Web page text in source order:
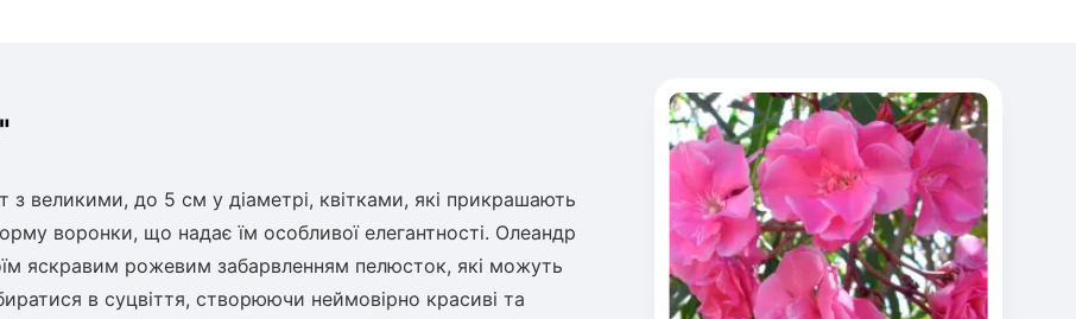
великими, до 5 см у діаметрі, квітками, які прикрашають
воронки, що надає їм особливої елегантності. Олеандр
яскравим рожевим забарвленням пелюсток, які можуть
в суцвіття, створюючи неймовірно красиві та